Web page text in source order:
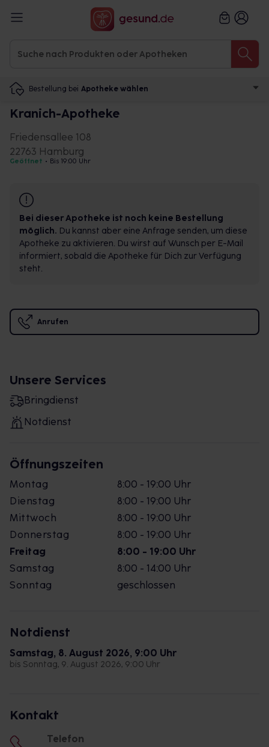
Bestellung bei Apotheke wählen
Kranich-Apotheke
Friedensallee 108
22763 Hamburg
Geöffnet • Bis 19:00 Uhr
Bei dieser Apotheke ist noch keine Bestellung
möglich. Du kannst aber eine Anfrage senden, um diese
Apotheke zu aktivieren. Du wirst auf Wunsch per E-Mail
informiert, sobald die Apotheke für Dich zur Verfügung
steht.
Anrufen
Unsere Services
Bringdienst
Notdienst
Öffnungszeiten
Montag
8:00 - 19:00 Uhr
Dienstag
8:00 - 19:00 Uhr
Mittwoch
8:00 - 19:00 Uhr
Donnerstag
8:00 - 19:00 Uhr
Freitag
8:00 - 19:00 Uhr
Samstag
8:00 - 14:00 Uhr
Sonntag
geschlossen
Notdienst
Samstag, 8. August 2026, 9:00 Uhr
bis Sonntag, 9. August 2026, 9:00 Uhr
Kontakt
Telefon